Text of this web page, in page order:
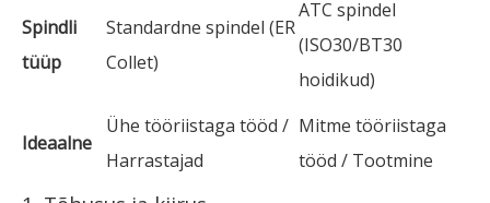
Spindli
tüüp
Standardne spindel (ER
Collet)
ATC spindel
(ISO30/BT30
hoidikud)
Ideaalne
Ühe tööriistaga tööd /
Harrastajad
Mitme tööriistaga
tööd / Tootmine